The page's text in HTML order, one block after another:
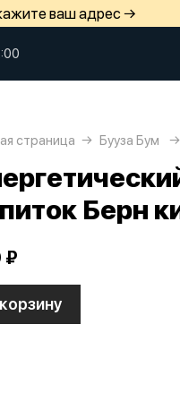
ваш адрес →
страница Бууза Бум
Берн
₽